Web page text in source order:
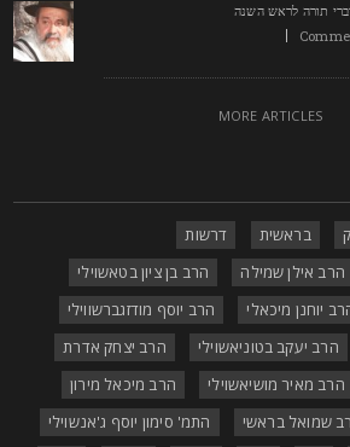
תורה לראש השנה
MORE ARTICLES
בראשית
דרשות
אילן שמילה
הרב בן ציון בטאשוילי
יוחנן מיכאלי
הרב יוסף מודזגברשווילי
הרב יעקב בטוניאשוילי
הרב יצחק אדרת
הרב מאיר מושיאשוילי
הרב מיכאל מירון
שמואל בראשי
התמ' סימון יוסף ג'אנשוילי